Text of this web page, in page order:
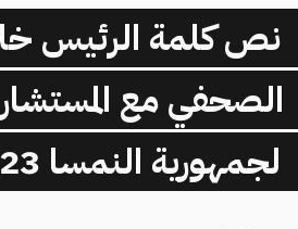
نص كلمة الرئيس
الصحفي مع المستشار
لجمهورية النمسا 27/4/2023